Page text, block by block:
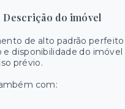
Descrição do imóvel
de alto padrão perfeito
e disponibilidade do imóvel
prévio.
com: